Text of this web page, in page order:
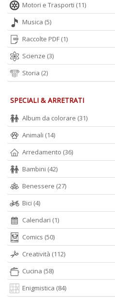
Motori e Trasporti (11)
Musica (5)
Raccolte PDF (1)
Scienze (3)
Storia (2)
SPECIALI & ARRETRATI
Album da colorare (31)
Animali (14)
Arredamento (36)
Bambini (42)
Benessere (27)
Bici (4)
Calendari (1)
Comics (50)
Creatività (112)
Cucina (58)
Enigmistica (84)